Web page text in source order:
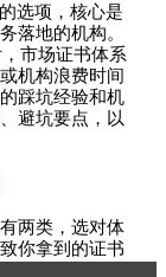
选项，核心是
落地的机构。
市场证书体系
机构浪费时间
踩坑经验和机
避坑要点，以
两类，选对体
你拿到的证书